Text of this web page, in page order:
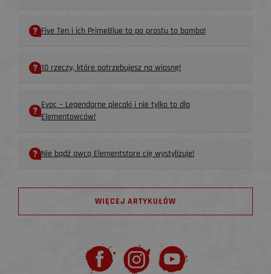
Five Ten i ich PrimeBlue to po prostu to bomba!
10 rzeczy, które potrzebujesz na wiosnę!
Evoc – Legendarne plecaki i nie tylko to dla
Elementowców!
Nie bądź owcą Elementstore cię wystylizuje!
WIĘCEJ ARTYKUŁÓW